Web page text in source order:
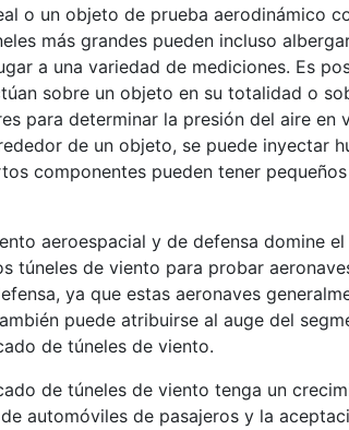
o un objeto de prueba aerodinámico
más grandes pueden incluso
a una variedad de mediciones. Es
sobre un objeto en su totalidad o
para determinar la presión del aire en
de un objeto, se puede inyectar
componentes pueden tener
aeroespacial y de defensa domine
túneles de viento para probar
ya que estas aeronaves
puede atribuirse al auge del
de túneles de viento.
de túneles de viento tenga un
automóviles de pasajeros y la